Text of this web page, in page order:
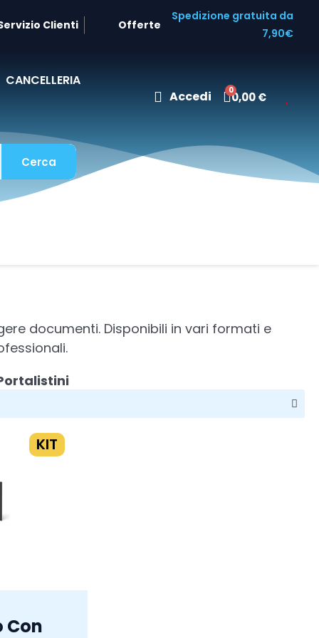
Clienti Offerte
Spedizione gratuita da
7,90€
CANCELLERIA
Accedi 0,00 €
Cerca
documenti. Disponibili in vari formati e
KIT
Con